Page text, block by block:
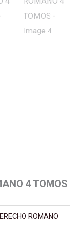
4 TOMOS
ROMANO